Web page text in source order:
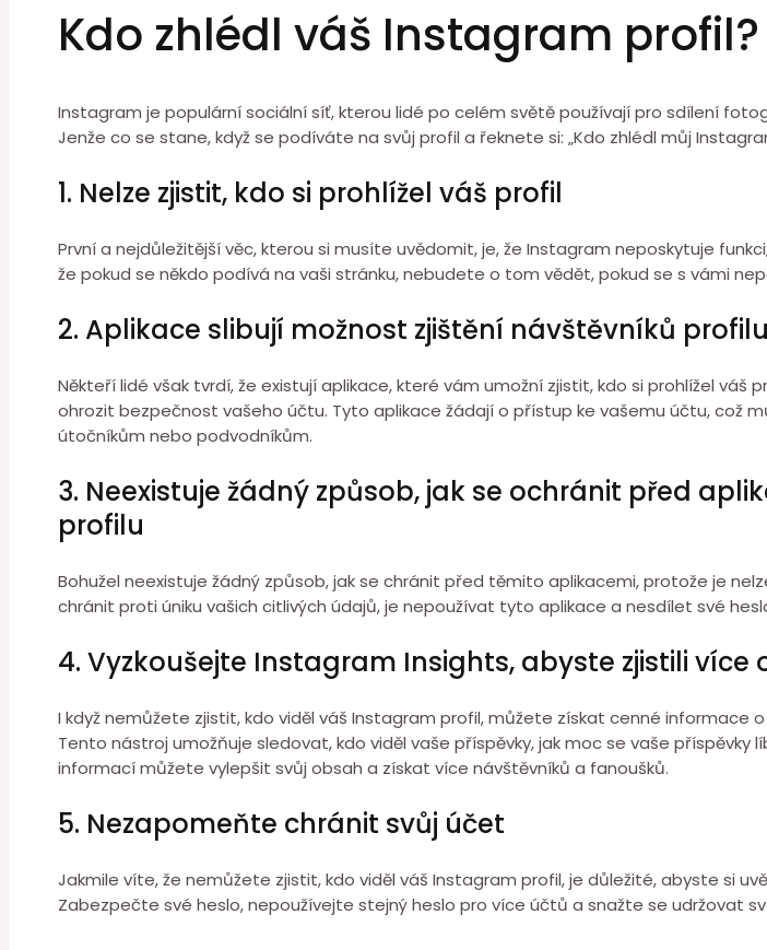
Kdo zhlédl váš Instagram profil?
Instagram je populární sociální síť, kterou lidé po celém světě používají pro sdílení
Jenže co se stane, když se podíváte na svůj profil a řeknete si: „Kdo zhlédl můj
1. Nelze zjistit, kdo si prohlížel váš profil
První a nejdůležitější věc, kterou si musíte uvědomit, je, že Instagram neposkytuje
že pokud se někdo podívá na vaši stránku, nebudete o tom vědět, pokud se s vámi
2. Aplikace slibují možnost zjištění návštěvníků
Někteří lidé však tvrdí, že existují aplikace, které vám umožní zjistit, kdo si prohlížel váš
ohrozit bezpečnost vašeho účtu. Tyto aplikace žádají o přístup ke vašemu účtu, což
útočníkům nebo podvodníkům.
3. Neexistuje žádný způsob, jak se ochránit před
profilu
Bohužel neexistuje žádný způsob, jak se chránit před těmito aplikacemi, protože je
chránit proti úniku vašich citlivých údajů, je nepoužívat tyto aplikace a nesdílet své
4. Vyzkoušejte Instagram Insights, abyste zjistili více
I když nemůžete zjistit, kdo viděl váš Instagram profil, můžete získat cenné informace
Tento nástroj umožňuje sledovat, kdo viděl vaše příspěvky, jak moc se vaše
informací můžete vylepšit svůj obsah a získat více návštěvníků a fanoušků.
5. Nezapomeňte chránit svůj účet
Jakmile víte, že nemůžete zjistit, kdo viděl váš Instagram profil, je důležité, abyste si
Zabezpečte své heslo, nepoužívejte stejný heslo pro více účtů a snažte se udržovat